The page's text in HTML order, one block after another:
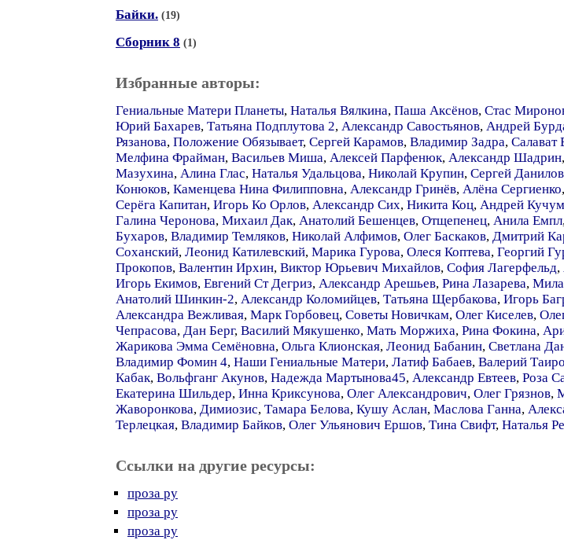
Байки. (19)
Сборник 8 (1)
Избранные авторы:
Гениальные Матери Планеты, Наталья Вялкина, Паша Аксёнов, Стас
Юрий Бахарев, Татьяна Подплутова 2, Александр Савостьянов, Андрей
Рязанова, Положение Обязывает, Сергей Карамов, Владимир Задра, Салават
Мелфина Фрайман, Васильев Миша, Алексей Парфенюк, Александр Шадрин,
Мазухина, Алина Глас, Наталья Удальцова, Николай Крупин, Сергей
Конюков, Каменцева Нина Филипповна, Александр Гринёв, Алёна Сергиенко,
Серёга Капитан, Игорь Ко Орлов, Александр Сих, Никита Коц, Андрей
Галина Черонова, Михаил Дак, Анатолий Бешенцев, Отщепенец, Анила Емпл
Бухаров, Владимир Темляков, Николай Алфимов, Олег Баскаков, Дмитрий
Соханский, Леонид Катилевский, Марика Гурова, Олеся Коптева, Георгий
Прокопов, Валентин Ирхин, Виктор Юрьевич Михайлов, София Лагерфельд,
Игорь Екимов, Евгений Ст Дегриз, Александр Арешьев, Рина Лазарева,
Анатолий Шинкин-2, Александр Коломийцев, Татьяна Щербакова, Игорь
Александра Вежливая, Марк Горбовец, Советы Новичкам, Олег Киселев,
Чепрасова, Дан Берг, Василий Мякушенко, Мать Моржиха, Рина Фокина,
Жарикова Эмма Семёновна, Ольга Клионская, Леонид Бабанин, Светлана
Владимир Фомин 4, Наши Гениальные Матери, Латиф Бабаев, Валерий
Кабак, Вольфганг Акунов, Надежда Мартынова45, Александр Евтеев, Роза
Екатерина Шильдер, Инна Криксунова, Олег Александрович, Олег Грязнов,
Жаворонкова, Димиозис, Тамара Белова, Кушу Аслан, Маслова Ганна,
Терлецкая, Владимир Байков, Олег Ульянович Ершов, Тина Свифт, Наталья
Ссылки на другие ресурсы:
проза ру
проза ру
проза ру